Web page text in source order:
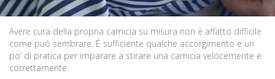
Avere cura della propria camicia su misura non è affatto difficile
come può sembrare. È sufficiente qualche accorgimento e un
po’ di pratica per imparare a stirare una camicia velocemente e
correttamente.